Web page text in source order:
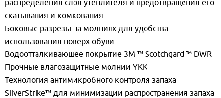
распределения слоя утеплителя и предотвращения его
скатывания и комкования
Боковые разрезы на молниях для удобства
использования поверх обуви
Водоотталкивающее покрытие 3M ™ Scotchgard ™ DWR
Прочные влагозащитные молнии YKK
Технология антимикробного контроля запаха
SilverStrike™ для минимизации распространения запаха